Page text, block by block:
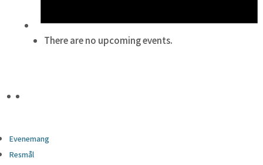
There are no upcoming events.
Evenemang
Resmål